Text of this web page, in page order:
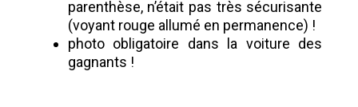
parenthèse, n’était pas très sécurisante
(voyant rouge allumé en permanence) !
photo obligatoire dans la voiture des
gagnants !